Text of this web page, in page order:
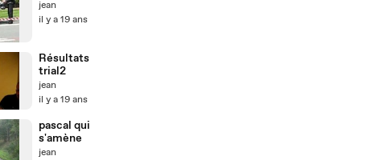
jean
il y a 19 ans
Résultats
trial2
jean
il y a 19 ans
pascal qui
s'amène
jean